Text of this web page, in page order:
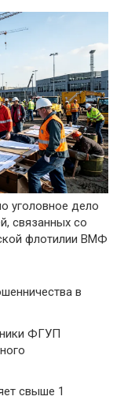
уголовное дело
связанных со
флотилии ВМФ
в
ФГУП
свыше 1